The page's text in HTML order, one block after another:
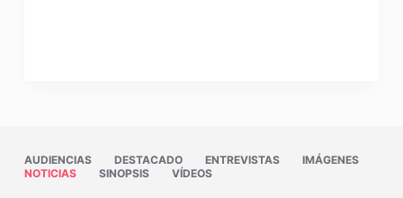
AUDIENCIAS DESTACADO ENTREVISTAS
IMÁGENES
NOTICIAS
SINOPSIS VÍDEOS